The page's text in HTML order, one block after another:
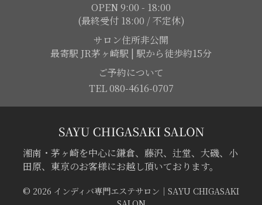
OPEN 9:00 - 18:00
(最終受付 18:00 / 不定休)
サロン住所非公開
最寄駅 JR茅ヶ崎駅 | 駅から徒歩約15分
ご予約について
TEL 080-4616-0707
湘南・茅ヶ崎を中心に鎌倉、藤沢、辻堂、大磯、小
田原、東京のお客様にお越し頂いております。
© 2026 インディバ専門エステサロン｜SAYU CHIGASAKI